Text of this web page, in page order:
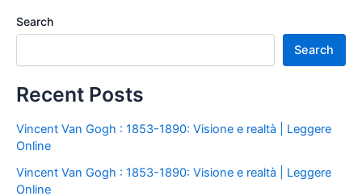
Search
Search
Recent Posts
Vincent Van Gogh : 1853-1890: Visione e realtà | Leggere
Online
Vincent Van Gogh : 1853-1890: Visione e realtà | Leggere
Online